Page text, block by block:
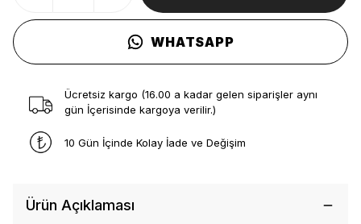
WHATSAPP
Ücretsiz kargo (16.00 a kadar gelen siparişler aynı
gün İçerisinde kargoya verilir.)
10 Gün İçinde Kolay İade ve Değişim
Ürün Açıklaması